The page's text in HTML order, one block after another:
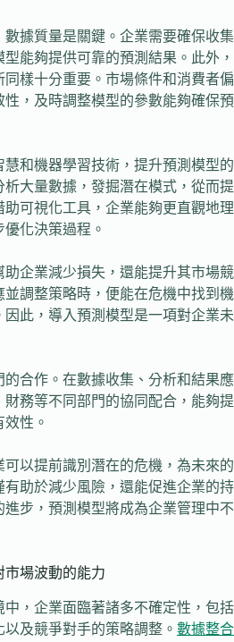
據質量是關鍵。企業需要確保收集
能夠提供可靠的預測結果。此外，
樣十分重要。市場條件和消費者偏
，及時調整模型的參數能夠確保預
和機器學習技術，提升預測模型的
大量數據，發掘潛在模式，從而提
可視化工具，企業能夠更直觀地理
化決策過程。
企業減少損失，還能提升其市場競
調整策略時，便能在危機中找到機
此，導入預測模型是一項對企業未
合作。在數據收集、分析和結果應
務等不同部門的協同配合，能夠提
性。
以提前識別潛在的危機，為未來的
助於減少風險，還能促進企業的持
步，預測模型將成為企業管理中不
市場波動的能力
，企業面臨著諸多不確定性，包括
及競爭對手的策略調整。 數據整合